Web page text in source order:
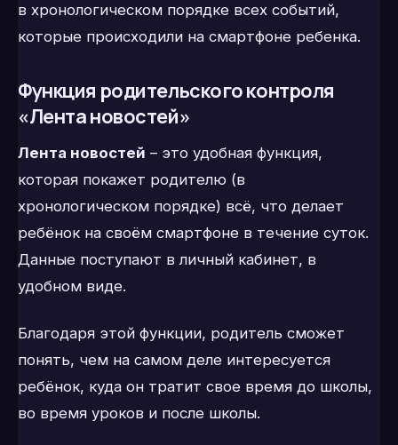
в хронологическом порядке всех событий,
которые происходили на смартфоне ребенка.
Функция родительского контроля
«Лента новостей»
Лента новостей – это удобная функция,
которая покажет родителю (в
хронологическом порядке) всё, что делает
ребёнок на своём смартфоне в течение суток.
Данные поступают в личный кабинет, в
удобном виде.
Благодаря этой функции, родитель сможет
понять, чем на самом деле интересуется
ребёнок, куда он тратит свое время до школы,
во время уроков и после школы.